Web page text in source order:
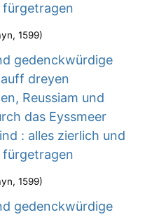
fürgetragen
, 1599)
gedenckwürdige
dreyen
Reussiam und
das Eyssmeer
: alles zierlich und
fürgetragen
, 1599)
gedenckwürdige